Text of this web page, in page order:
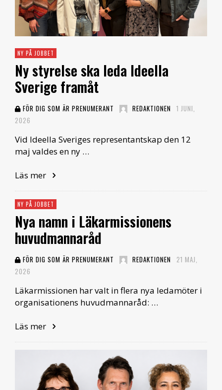
NY PÅ JOBBET
Ny styrelse ska leda Ideella
Sverige framåt
FÖR DIG SOM ÄR PRENUMERANT REDAKTIONEN 1 JUNI,
2026
Vid Ideella Sveriges representantskap den 12
maj valdes en ny …
Läs mer
NY PÅ JOBBET
Nya namn i Läkarmissionens
huvudmannaråd
FÖR DIG SOM ÄR PRENUMERANT REDAKTIONEN
21 MAJ,
2026
Läkarmissionen har valt in flera nya ledamöter i
organisationens huvudmannaråd: …
Läs mer